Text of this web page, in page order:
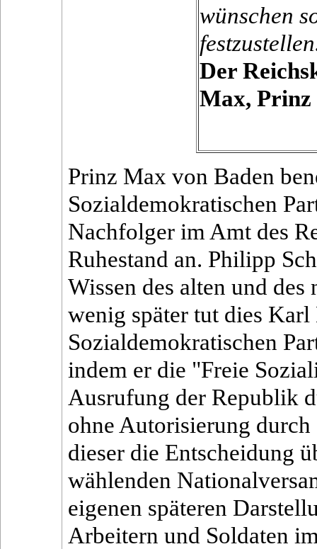
wünschen
Der
Max, Prinz
Prinz Max von Baden
Sozialdemokratischen
Nachfolger im Amt des
Ruhestand an. Philipp
Wissen des alten und
wenig später tut dies
Sozialdemokratischen
indem er die "Freie
Ausrufung der Republik
ohne Autorisierung
dieser die Entscheidung
wählenden
eigenen späteren
Arbeitern und Soldaten